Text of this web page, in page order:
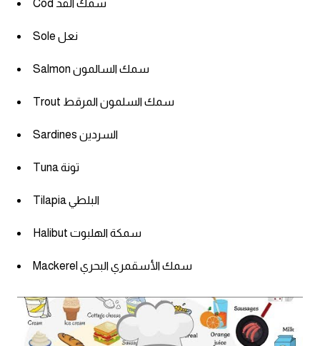
Cod سمك القد
Sole نعل
Salmon سمك السالمون
Trout سمك السلمون المرقط
Sardines السردين
Tuna تونة
Tilapia البلطي
Halibut سمكة الهلبوت
Mackerel سمك الأسقمري البحري